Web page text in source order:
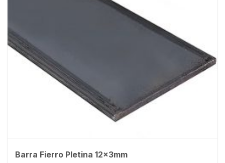
Barra Fierro Pletina 12x3mm